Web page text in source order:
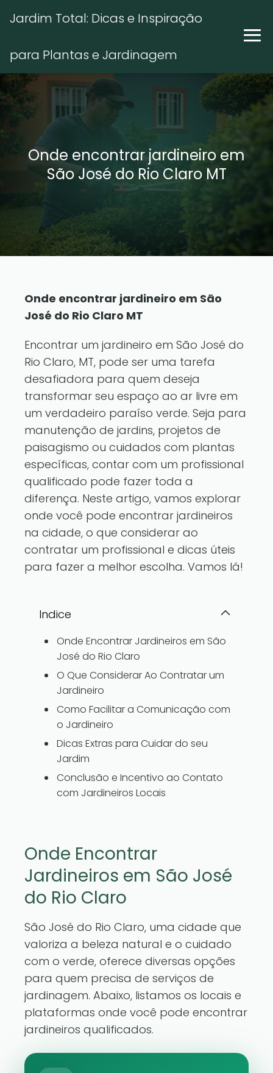
Jardim Total: Dicas e Inspiração
para Plantas e Jardinagem
Onde encontrar jardineiro em
São José do Rio Claro MT
Onde encontrar jardineiro em São
José do Rio Claro MT
Encontrar um jardineiro em São José do
Rio Claro, MT, pode ser uma tarefa
desafiadora para quem deseja
transformar seu espaço ao ar livre em
um verdadeiro paraíso verde. Seja para
manutenção de jardins, projetos de
paisagismo ou cuidados com plantas
específicas, contar com um profissional
qualificado pode fazer toda a
diferença. Neste artigo, vamos explorar
onde você pode encontrar jardineiros
na cidade, o que considerar ao
contratar um profissional e dicas úteis
para fazer a melhor escolha. Vamos lá!
Indice
Onde Encontrar Jardineiros em São
José do Rio Claro
O Que Considerar Ao Contratar um
Jardineiro
Como Facilitar a Comunicação com
o Jardineiro
Dicas Extras para Cuidar do seu
Jardim
Conclusão e Incentivo ao Contato
com Jardineiros Locais
Onde Encontrar
Jardineiros em São José
do Rio Claro
São José do Rio Claro, uma cidade que
valoriza a beleza natural e o cuidado
com o verde, oferece diversas opções
para quem precisa de serviços de
jardinagem. Abaixo, listamos os locais e
plataformas onde você pode encontrar
jardineiros qualificados.